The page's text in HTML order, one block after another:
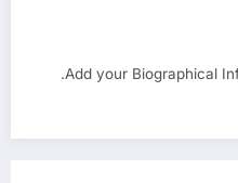
Add your Biographical